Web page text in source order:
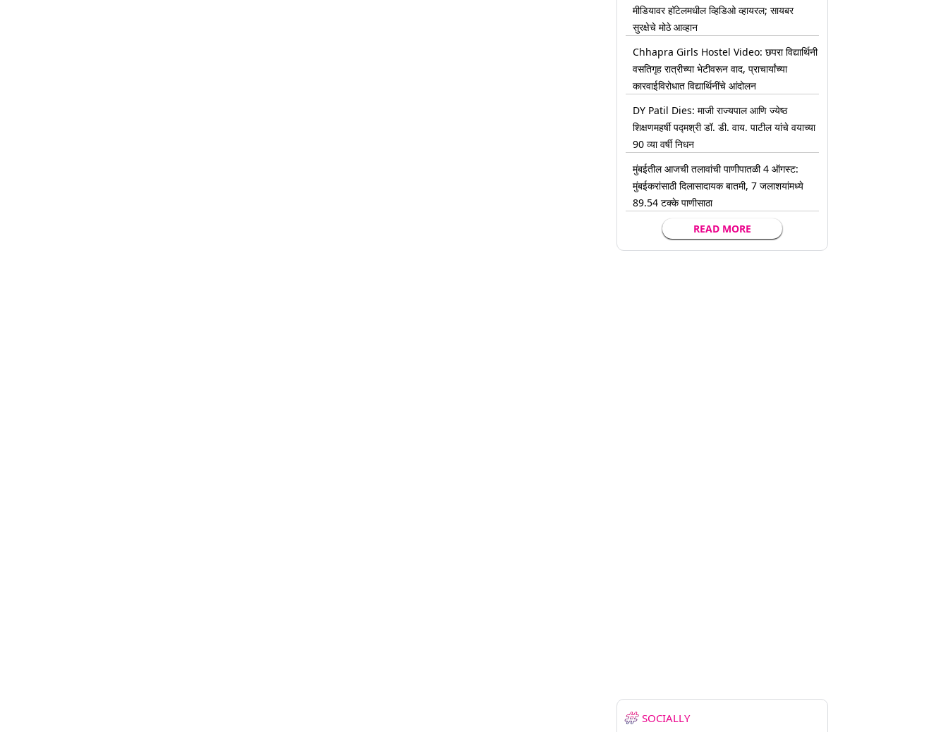
मीडियावर हॉटेलमधील व्हिडिओ व्हायरल; सायबर
सुरक्षेचे मोठे आव्हान
Chhapra Girls Hostel Video: छपरा विद्यार्थिनी
वसतिगृह रात्रीच्या भेटीवरून वाद, प्राचार्यांच्या
कारवाईविरोधात विद्यार्थिनींचे आंदोलन
DY Patil Dies: माजी राज्यपाल आणि ज्येष्ठ
शिक्षणमहर्षी पद्मश्री डॉ. डी. वाय. पाटील यांचे वयाच्या
90 व्या वर्षी निधन
मुंबईतील आजची तलावांची पाणीपातळी 4 ऑगस्ट:
मुंबईकरांसाठी दिलासादायक बातमी, 7 जलाशयांमध्ये
89.54 टक्के पाणीसाठा
READ MORE
SOCIALLY